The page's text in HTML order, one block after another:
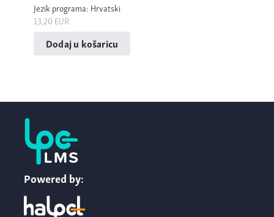
Jezik programa: Hrvatski
13,20 EUR
Dodaj u košaricu
Powered by: